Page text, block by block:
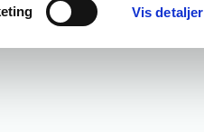
Vis detaljer